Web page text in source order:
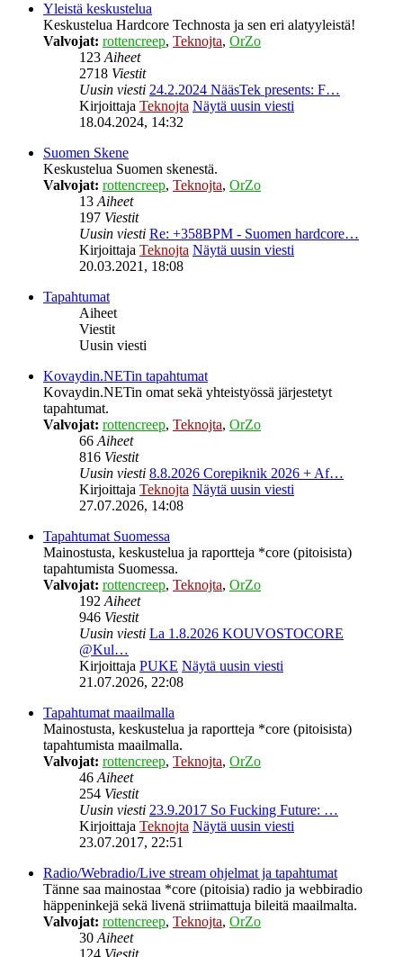
Yleistä keskustelua
Keskustelua Hardcore Technosta ja sen eri alatyyleistä!
Valvojat: rottencreep, Teknojta, OrZo
123Aiheet
2718 Viestit
Uusin viesti 24.2.2024 NääsTek presents: F…
Kirjoittaja Teknojta Näytä uusin viesti
18.04.2024, 14:32
Suomen Skene
Keskustelua Suomen skenestä.
Valvojat: rottencreep, Teknojta, OrZo
13Aiheet
197 Viestit
Uusin viesti Re: +358BPM - Suomen hardcore…
Kirjoittaja Teknojta Näytä uusin viesti
20.03.2021, 18:08
Tapahtumat
Aiheet
Viestit
Uusin viesti
Kovaydin.NETin tapahtumat
Kovaydin.NETin omat sekä yhteistyössä järjestetyt
tapahtumat.
Valvojat: rottencreep, Teknojta, OrZo
66Aiheet
816 Viestit
Uusin viesti 8.8.2026 Corepiknik 2026 + Af…
Kirjoittaja Teknojta Näytä uusin viesti
27.07.2026, 14:08
Tapahtumat Suomessa
Mainostusta, keskustelua ja raportteja *core (pitoisista)
tapahtumista Suomessa.
Valvojat: rottencreep, Teknojta, OrZo
192Aiheet
946 Viestit
Uusin viesti La 1.8.2026 KOUVOSTOCORE
@Kul…
Kirjoittaja PUKE Näytä uusin viesti
21.07.2026, 22:08
Tapahtumat maailmalla
Mainostusta, keskustelua ja raportteja *core (pitoisista)
tapahtumista maailmalla.
Valvojat: rottencreep, Teknojta, OrZo
46Aiheet
254 Viestit
Uusin viesti 23.9.2017 So Fucking Future: …
Kirjoittaja Teknojta Näytä uusin viesti
23.07.2017, 22:51
Radio/Webradio/Live stream ohjelmat ja tapahtumat
Tänne saa mainostaa *core (pitoisia) radio ja webbiradio
häppeninkejä sekä livenä striimattuja bileitä maailmalta.
Valvojat: rottencreep, Teknojta, OrZo
30Aiheet